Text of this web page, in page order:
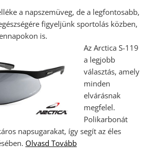
a napszemüveg, de a legfontosabb,
figyeljünk sportolás közben,
is.
Az Arctica S-119
a legjobb
választás, amely
minden
elvárásnak
megfelel.
Polikarbonát
napsugarakat, így segít az éles
Olvasd Tovább